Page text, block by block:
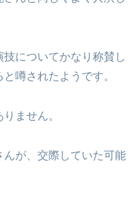
についてかなり称賛し
噂されたようです。
ません。
んが、交際していた可能